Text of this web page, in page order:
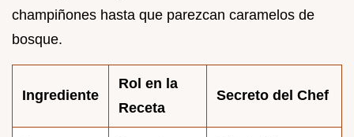
champiñones hasta que parezcan caramelos de
bosque.
Ingrediente
Rol en la
Receta
Secreto del Chef